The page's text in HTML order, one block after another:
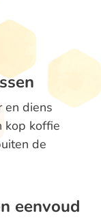
en diens
kop koffie
de
eenvoud